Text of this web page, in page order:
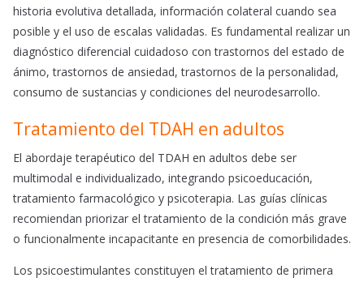
historia evolutiva detallada, información colateral cuando sea
posible y el uso de escalas validadas. Es fundamental realizar un
diagnóstico diferencial cuidadoso con trastornos del estado de
ánimo, trastornos de ansiedad, trastornos de la personalidad,
consumo de sustancias y condiciones del neurodesarrollo.
Tratamiento del TDAH en adultos
El abordaje terapéutico del TDAH en adultos debe ser
multimodal e individualizado, integrando psicoeducación,
tratamiento farmacológico y psicoterapia. Las guías clínicas
recomiendan priorizar el tratamiento de la condición más grave
o funcionalmente incapacitante en presencia de comorbilidades.
Los psicoestimulantes constituyen el tratamiento de primera